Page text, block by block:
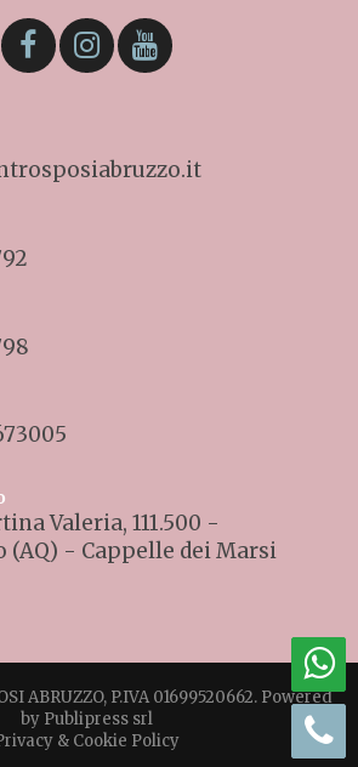
Valeria, 111.500 -
(AQ) - Cappelle dei Marsi
ABRUZZO, P.IVA 01699520662. Powered
by Publipress srl
& Cookie Policy